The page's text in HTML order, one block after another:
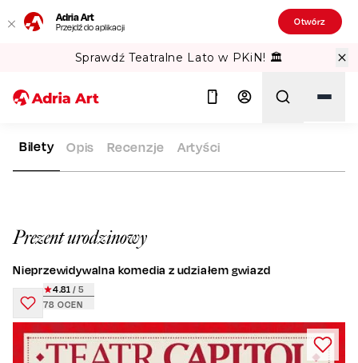
Adria Art
Przejdź do aplikacji Otwórz
Sprawdź Teatralne Lato w PKiN! 🏛️
ADRIA ART REPERTUAR PREZENT URODZINOWY
Prezent urodzinowy
Nieprzewidywalna komedia z udziałem gwiazd
78 OCEN
4.81 / 5
Bilety Opis Recenzje Artyści